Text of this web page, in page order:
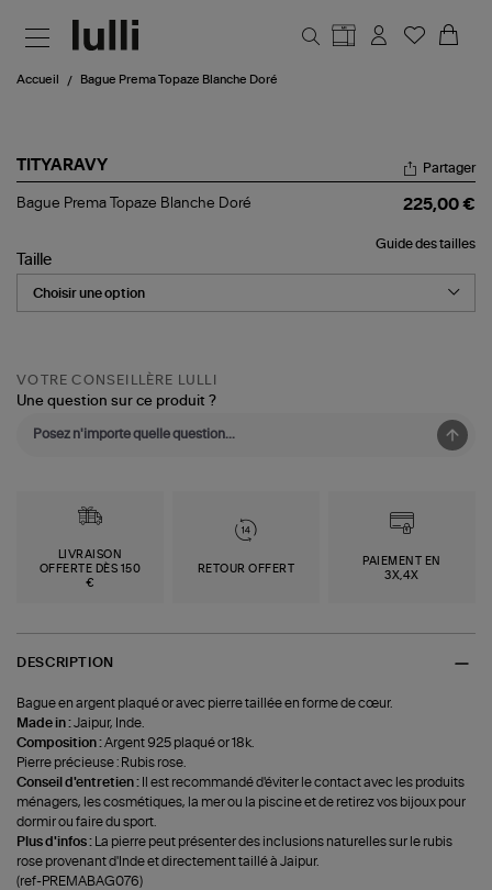
Accueil Bague Prema Topaze Blanche Doré
TITYARAVY
Bague
Blanche
Doré
Partager
Bague Prema Topaze Blanche Doré 225,00 €
Guide des tailles
Taille
VOTRE CONSEILLÈRE LULLI
Une question sur ce produit ?
LIVRAISON
OFFERTE DÈS 150
€
RETOUR OFFERT
PAIEMENT EN
3X,4X
DESCRIPTION
Bague en argent plaqué or avec pierre taillée en forme de cœur.
Made in :Jaipur, Inde.
Composition :Argent 925 plaqué or 18k.
Pierre précieuse : Rubis rose.
Conseil d'entretien :
Il est recommandé d'éviter le contact avec les produits
ménagers, les cosmétiques, la mer ou la piscine et de retirez vos bijoux pour
dormir ou faire du sport.
Plus d'infos :
La pierre peut présenter des inclusions naturelles sur le rubis
rose provenant d'Inde et directement taillé à Jaipur.
(ref-PREMABAG076)